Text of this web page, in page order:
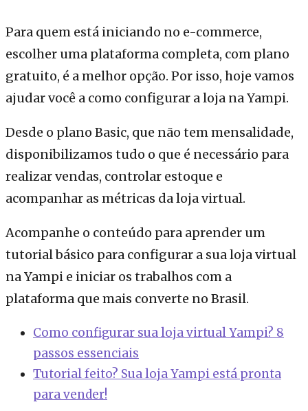
Para quem está iniciando no e-commerce,
escolher uma plataforma completa, com plano
gratuito, é a melhor opção. Por isso, hoje vamos
ajudar você a como configurar a loja na Yampi.
Desde o plano Basic, que não tem mensalidade,
disponibilizamos tudo o que é necessário para
realizar vendas, controlar estoque e
acompanhar as métricas da loja virtual.
Acompanhe o conteúdo para aprender um
tutorial básico para configurar a sua loja virtual
na Yampi e iniciar os trabalhos com a
plataforma que mais converte no Brasil.
Como configurar sua loja virtual Yampi? 8
passos essenciais
Tutorial feito? Sua loja Yampi está pronta
para vender!